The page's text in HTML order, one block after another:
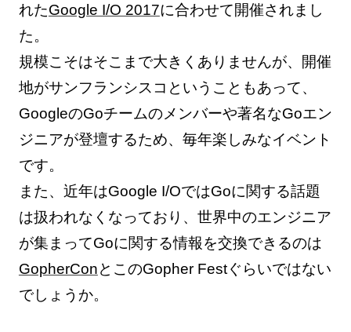
れたGoogle I/O 2017に合わせて開催されまし
た。
規模こそはそこまで大きくありませんが、開催
地がサンフランシスコということもあって、
GoogleのGoチームのメンバーや著名なGoエン
ジニアが登壇するため、毎年楽しみなイベント
です。
また、近年はGoogle I/OではGoに関する話題
は扱われなくなっており、世界中のエンジニア
が集まってGoに関する情報を交換できるのは
GopherConとこのGopher Festぐらいではない
でしょうか。